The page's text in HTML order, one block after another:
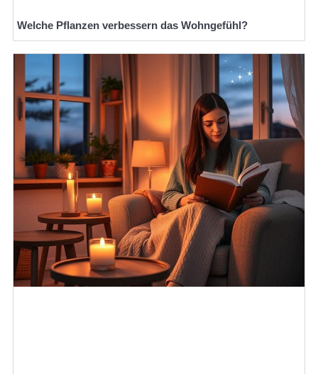
Welche Pflanzen verbessern das Wohngefühl?